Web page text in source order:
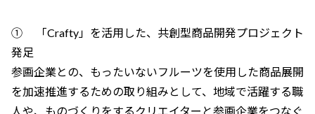
① 「Crafty」を活用した、共創型商品開発プロジェクト
発足
参画企業との、もったいないフルーツを使用した商品展開
を加速推進するための取り組みとして、地域で活躍する職
人や、ものづくりをするクリエイターと参画企業をつなぐ